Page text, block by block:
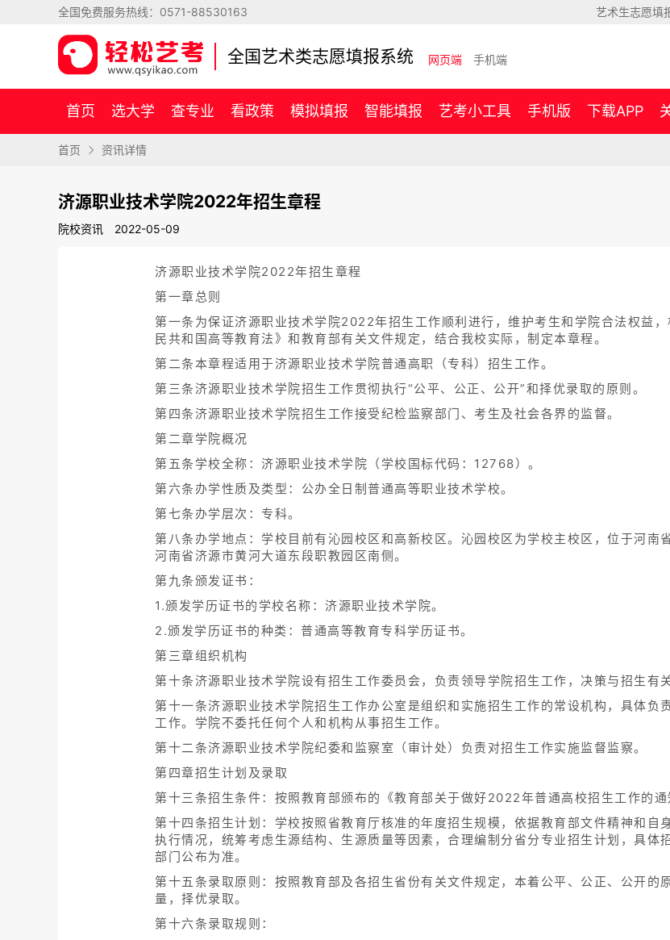
全国免费服务热线： 0571-88530163 艺术生志愿填
全国艺术类志愿填报系统 网页端 手机端
首页 选大学 查专业 看政策 模拟填报 智能填报 艺考小工具 手机版 下载APP
首页 资讯详情
济源职业技术学院2022年招生章程
院校资讯 2022-05-09
济源职业技术学院2022年招生章程
第一章总则
第一条为保证济源职业技术学院2022年招生工作顺利进行，维护考生和学院合法权益
民共和国高等教育法》和教育部有关文件规定，结合我校实际，制定本章程。
第二条本章程适用于济源职业技术学院普通高职（专科）招生工作。
第三条济源职业技术学院招生工作贯彻执行“公平、公正、公开”和择优录取的原则。
第四条济源职业技术学院招生工作接受纪检监察部门、考生及社会各界的监督。
第二章学院概况
第五条学校全称：济源职业技术学院（学校国标代码：12768）。
第六条办学性质及类型：公办全日制普通高等职业技术学校。
第七条办学层次：专科。
第八条办学地点：学校目前有沁园校区和高新校区。沁园校区为学校主校区，位于河
河南省济源市黄河大道东段职教园区南侧。
第九条颁发证书：
1.颁发学历证书的学校名称：济源职业技术学院。
2.颁发学历证书的种类：普通高等教育专科学历证书。
第三章组织机构
第十条济源职业技术学院设有招生工作委员会，负责领导学院招生工作，决策与招生有
第十一条济源职业技术学院招生工作办公室是组织和实施招生工作的常设机构，具体负
工作。学院不委托任何个人和机构从事招生工作。
第十二条济源职业技术学院纪委和监察室（审计处）负责对招生工作实施监督监察。
第四章招生计划及录取
第十三条招生条件：按照教育部颁布的《教育部关于做好2022年普通高校招生工作的通
第十四条招生计划：学校按照省教育厅核准的年度招生规模，依据教育部文件精神和自
执行情况，统筹考虑生源结构、生源质量等因素，合理编制分省分专业招生计划，具体
部门公布为准。
第十五条录取原则：按照教育部及各招生省份有关文件规定，本着公平、公正、公开的
量，择优录取。
第十六条录取规则：